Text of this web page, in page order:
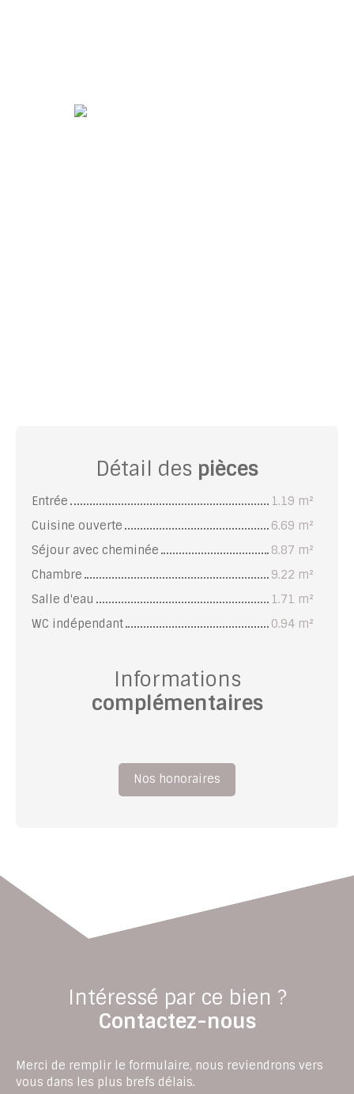
Détail des pièces
Entrée
1.19 m²
Cuisine ouverte
6.69 m²
Séjour avec cheminée
8.87 m²
Chambre
9.22 m²
Salle d'eau
1.71 m²
WC indépendant
0.94 m²
Informations
complémentaires
Nos honoraires
Intéressé par ce bien ?
Contactez-nous
Merci de remplir le formulaire, nous reviendrons vers
vous dans les plus brefs délais.